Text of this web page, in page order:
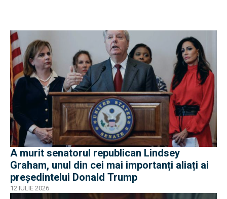
A murit senatorul republican Lindsey
Graham, unul din cei mai importanți aliați ai
președintelui Donald Trump
12 IULIE 2026